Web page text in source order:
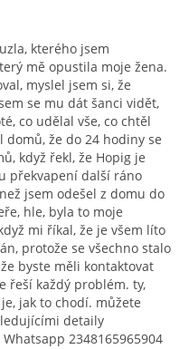
kterého jsem
mě opustila moje žena.
myslel jsem si, že
se mu dát šanci vidět,
co udělal vše, co chtěl
že do 24 hodiny se
když řekl, že Hopig je
překvapení další ráno
jsem odešel z domu do
hle, byla to moje
mi říkal, že je všem líto
protože se všechno stalo
byste měli kontaktovat
řeší každý problém. ty,
jak to chodí. můžete
detaily
2348165965904